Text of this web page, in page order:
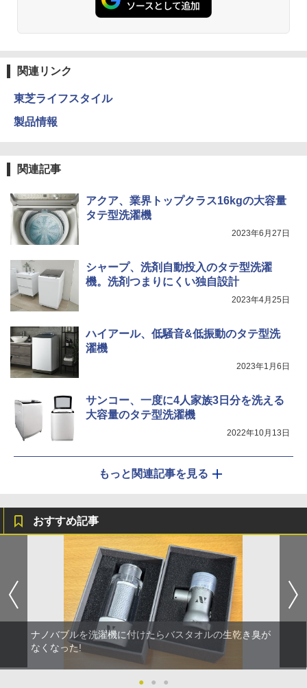
関連リンク
東芝ライフスタイル
製品情報
関連記事
アクア、業界トップクラス16kgの大容量
タテ型洗濯機
2023年6月27日
シャープ、洗剤自動投入のタテ型洗濯
機。洗剤つまりにくい独自設計
2023年4月25日
ハイアール、低騒音&低振動のタテ型洗
濯機
2023年1月6日
サンコー、一度に4人家族3日分を洗える
大容量のタテ型洗濯機
2022年10月13日
もっと関連記事を見る
おすすめ記事
ナノバブルを洗濯機に付けたらバスタオルの生乾き臭が
なくなった!
● ● ●